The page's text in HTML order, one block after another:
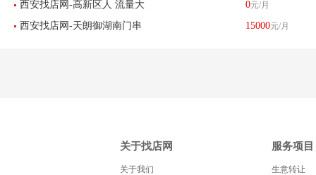
铺空转-已转让
西安找店网-高新区人 流量大
客源稳定串串店转让-已转让
0元/月
西安找店网-天朗御湖南门串 15000元/月
关于找店网
关于我们
服务项目
生意转让